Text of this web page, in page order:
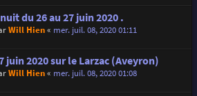
du 26 au 27 juin 2020 .
Will Hien« mer. juil. 08, 2020 01:11
juin 2020 sur le Larzac (Aveyron)
Will Hien« mer. juil. 08, 2020 01:08